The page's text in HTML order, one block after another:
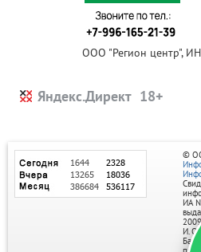
ООО "Регион центр",
Яндекс.Директ
©
ИА
И. О.